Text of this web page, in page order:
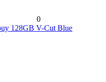
0
128GB V-Cut Blue